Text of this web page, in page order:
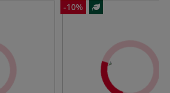
-10%